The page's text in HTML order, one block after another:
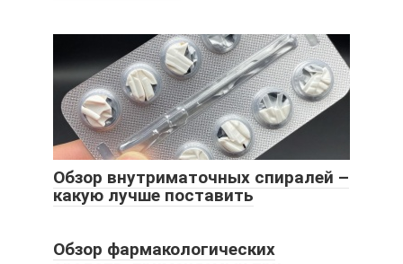
Обзор внутриматочных спиралей –
какую лучше поставить
Обзор фармакологических